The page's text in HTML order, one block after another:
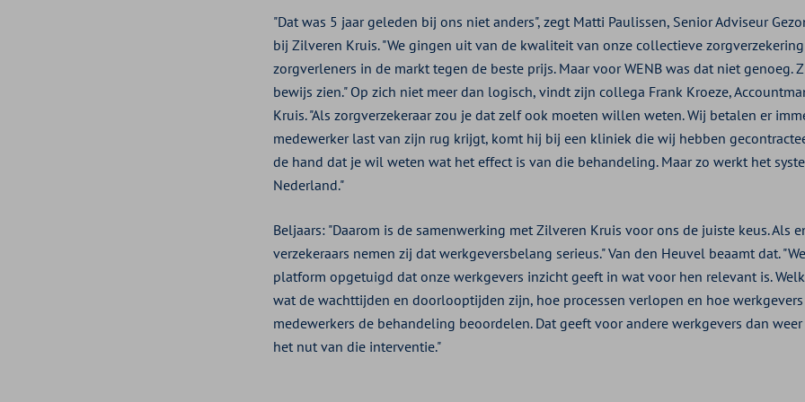
"Dat was 5 jaar geleden bij ons niet anders", zegt Matti Paulissen, Senior Adviseur
bij Zilveren Kruis. "We gingen uit van de kwaliteit van onze collectieve
zorgverleners in de markt tegen de beste prijs. Maar voor WENB was dat niet genoeg.
bewijs zien." Op zich niet meer dan logisch, vindt zijn collega Frank Kroeze,
Kruis. "Als zorgverzekeraar zou je dat zelf ook moeten willen weten. Wij betalen er
medewerker last van zijn rug krijgt, komt hij bij een kliniek die wij hebben
de hand dat je wil weten wat het effect is van die behandeling. Maar zo werkt het
Nederland."
Beljaars: "Daarom is de samenwerking met Zilveren Kruis voor ons de juiste keus. Als
verzekeraars nemen zij dat werkgeversbelang serieus." Van den Heuvel beaamt dat.
platform opgetuigd dat onze werkgevers inzicht geeft in wat voor hen relevant is.
wat de wachttijden en doorlooptijden zijn, hoe processen verlopen en hoe
medewerkers de behandeling beoordelen. Dat geeft voor andere werkgevers dan
het nut van die interventie."